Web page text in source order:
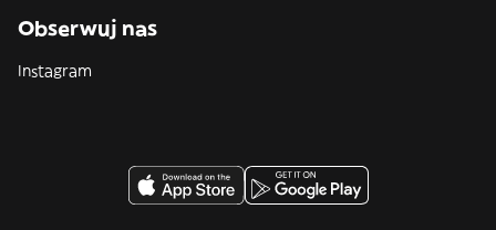
Obserwuj nas
Instagram